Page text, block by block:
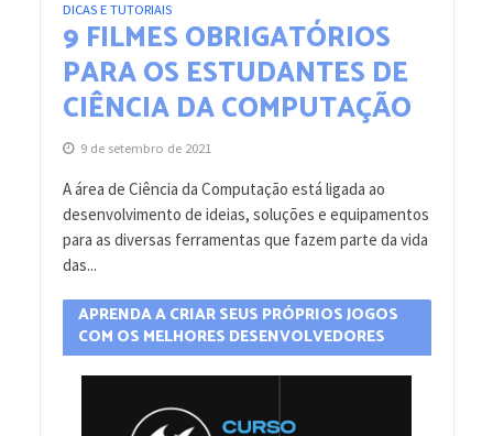
DICAS E TUTORIAIS
9 FILMES OBRIGATÓRIOS
PARA OS ESTUDANTES DE
CIÊNCIA DA COMPUTAÇÃO
9 de setembro de 2021
A área de Ciência da Computação está ligada ao
desenvolvimento de ideias, soluções e equipamentos
para as diversas ferramentas que fazem parte da vida
das...
APRENDA A CRIAR SEUS PRÓPRIOS JOGOS
COM OS MELHORES DESENVOLVEDORES